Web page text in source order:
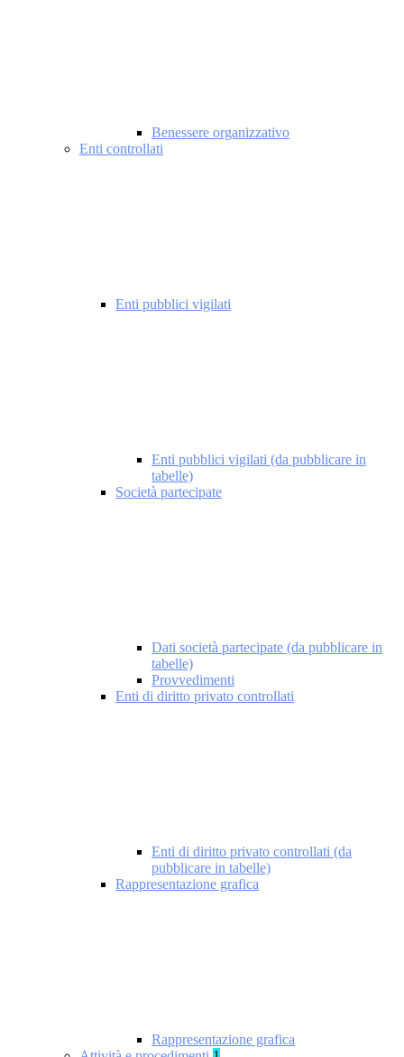
Benessere organizzativo
Enti controllati
Enti pubblici vigilati
Enti pubblici vigilati (da pubblicare in
tabelle)
Società partecipate
Dati società partecipate (da pubblicare in
tabelle)
Provvedimenti
Enti di diritto privato controllati
Enti di diritto privato controllati (da
pubblicare in tabelle)
Rappresentazione grafica
Rappresentazione grafica